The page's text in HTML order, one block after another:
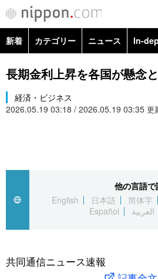
カテゴリー
新着 カテゴリー ニュース In-
政治・外交
経済・ビジネス
長期金利上昇を各国が懸念
経済・ビジネス
2026.05.19 03:18 / 2026.05.19 03:35 更
他の言語で
English
日本語 简体字
Español
العربية
共同通信ニュース速報